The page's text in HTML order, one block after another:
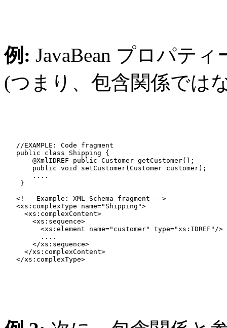
例: JavaBean プロパテ
(つまり、包含関係では
   //EXAMPLE: Code fragment
   public class Shipping {
       @XmlIDREF public Customer getCustomer();
       public void setCustomer(Customer customer);
       ....
    }
   <!-- Example: XML Schema fragment -->
   <xs:complexType name="Shipping">
     <xs:complexContent>
       <xs:sequence>
         <xs:element name="customer" type="xs:IDREF"/>
         ....
       </xs:sequence>
     </xs:complexContent>
   </xs:complexType>